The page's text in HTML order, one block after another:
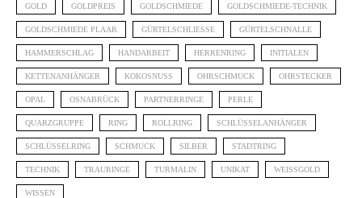
GOLD GOLDPREIS GOLDSCHMIEDE GOLDSCHMIEDE-TECHNIK
GOLDSCHMIEDE PLAAR GÜRTELSCHLIESSE GÜRTELSCHNALLE
HAMMERSCHLAG HANDARBEIT HERRENRING INITIALEN
KETTENANHÄNGER KOKOSNUSS OHRSCHMUCK OHRSTECKER
OPAL OSNABRÜCK PARTNERRINGE PERLE
QUARZGRUPPE RING ROLLRING SCHLÜSSELANHÄNGER
SCHLÜSSELRING SCHMUCK SILBER STADTRING
TECHNIK TRAURINGE TURMALIN UNIKAT WEISSGOLD
WISSEN